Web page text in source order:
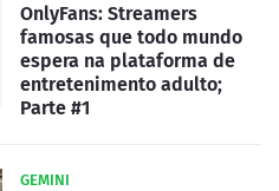
OnlyFans: Streamers
famosas que todo mundo
espera na plataforma de
entretenimento adulto;
Parte #1
GEMINI